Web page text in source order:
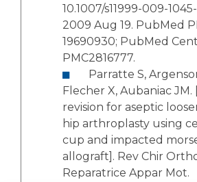
10.1007/s11999-009-
2009 Aug 19. PubMed
19690930; PubMed
PMC2816777.
Flecher X, Aubaniac
revision for aseptic
hip arthroplasty using
cup and impacted
allograft]. Rev Chir
Reparatrice Appar Mot.